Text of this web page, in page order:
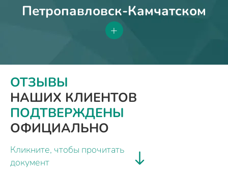
Петропавловск-Камчатском
+
ОТЗЫВЫ
НАШИХ КЛИЕНТОВ
ПОДТВЕРЖДЕНЫ
ОФИЦИАЛЬНО
Кликните, чтобы прочитать
документ